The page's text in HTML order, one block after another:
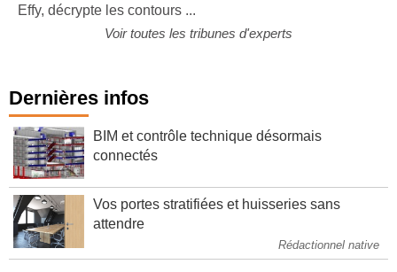
Effy, décrypte les contours ...
Voir toutes les tribunes d'experts
Dernières infos
BIM et contrôle technique désormais
connectés
Vos portes stratifiées et huisseries sans
attendre
Rédactionnel native